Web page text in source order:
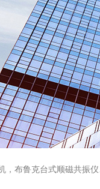
样品氮吹浓缩仪，美的超低温冰箱，耶拿PCR仪